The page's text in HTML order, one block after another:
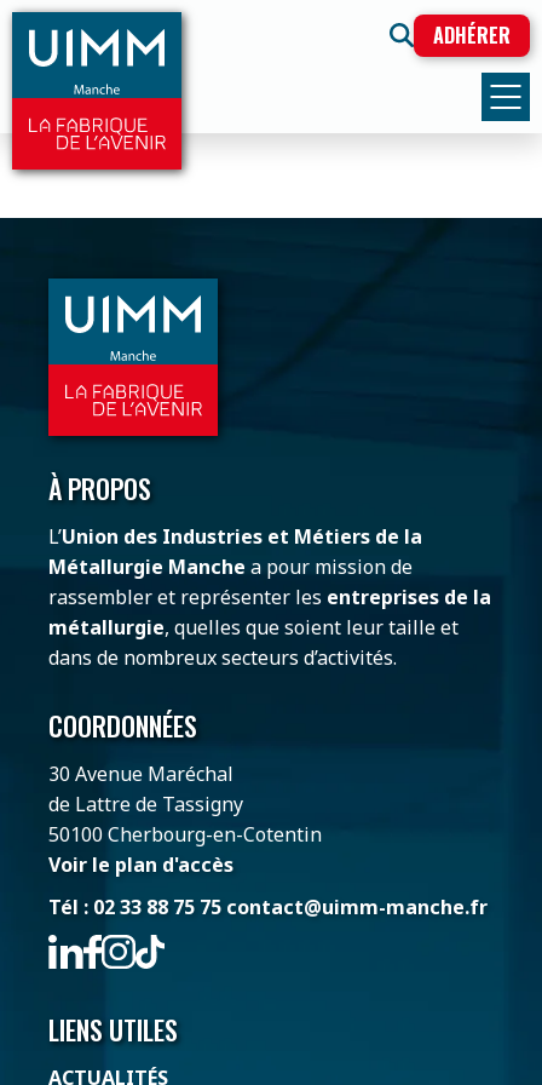
ADHÉRER
À PROPOS
L’Union des Industries et Métiers de la
Métallurgie Manche a pour mission de
rassembler et représenter les entreprises de la
métallurgie, quelles que soient leur taille et
dans de nombreux secteurs d’activités.
COORDONNÉES
30 Avenue Maréchal
de Lattre de Tassigny
50100 Cherbourg-en-Cotentin
Voir le plan d'accès
Tél : 02 33 88 75 75 contact@uimm-manche.fr
LIENS UTILES
ACTUALITÉS